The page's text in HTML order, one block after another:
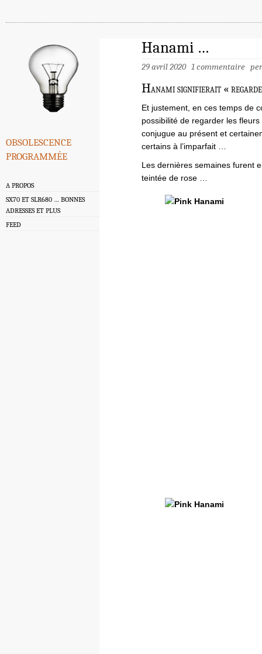
obsolescence
programmée
A PROPOS
SX70 ET SLR680 … BONNES
ADRESSES ET PLUS
FEED
Hanami …
29 avril 2020 1 commentaire
Hanami signifierait «
Et justement, en ces temps de
possibilité de regarder les
conjugue au présent et
certains à l’imparfait …
Les dernières semaines furent
teintée de rose …